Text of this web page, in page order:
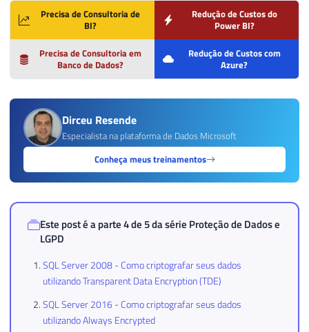
Precisa de Consultoria de
BI?
Redução de Custos do
Power BI?
Precisa de Consultoria em
Banco de Dados?
Redução de Custos com
Azure?
Dirceu Resende
Especialista na plataforma de Dados Microsoft
Conheça meus treinamentos
Este post é a parte 4 de 5 da série Proteção de Dados e
LGPD
SQL Server 2008 - Como criptografar seus dados
utilizando Transparent Data Encryption (TDE)
SQL Server 2016 - Como criptografar seus dados
utilizando Always Encrypted